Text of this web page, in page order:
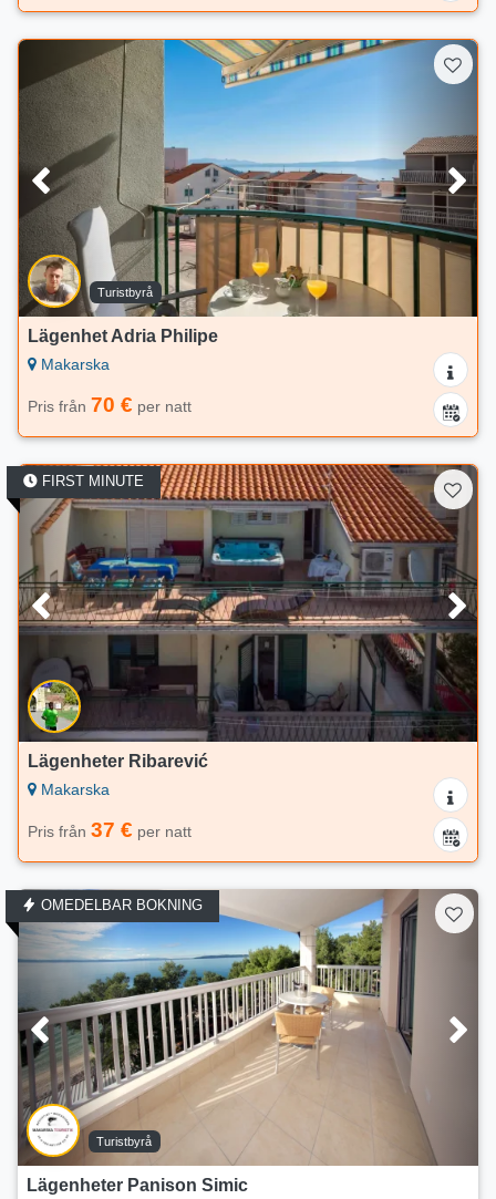
Turistbyrå
Lägenhet Adria Philipe
Makarska
Pris från 70 € per natt
FIRST MINUTE
Lägenheter Ribarević
Makarska
Pris från 37 € per natt
OMEDELBAR BOKNING
Turistbyrå
Lägenheter Panison Simic